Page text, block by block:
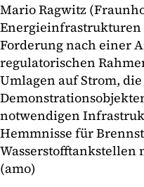
Mario Ragwitz
Energieinfrastrukturen
Forderung nach einer
regulatorischen
Umlagen auf Strom,
notwendigen
Hemmnisse für
Wasserstofftankstellen
(amo)